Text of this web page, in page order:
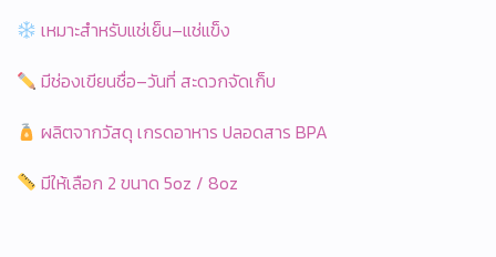
เหมาะสำหรับแช่เย็น–แช่แข็ง
มีช่องเขียนชื่อ–วันที่ สะดวกจัดเก็บ
ผลิตจากวัสดุ เกรดอาหาร ปลอดสาร BPA
มีให้เลือก 2 ขนาด 5oz / 8oz